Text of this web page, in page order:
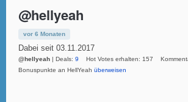
@hellyeah
vor 6 Monaten
Dabei seit 03.11.2017
@hellyeah | Deals: 9 Hot Votes erhalten: 157
Bonuspunkte an HellYeah überweisen